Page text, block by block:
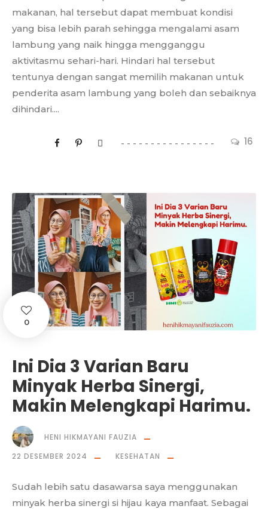
16
makanan, hal tersebut dapat membuat kondisi
yang bisa lebih parah sehingga mengalami asam
lambung yang naik hingga mengganggu
aktivitasmu sehari-hari. Hindari hal tersebut
tentunya dengan sangat memilih makanan untuk
penderita asam lambung yang boleh dan sebaiknya
dihindari....
0
Ini Dia 3 Varian Baru
Minyak Herba Sinergi,
Makin Melengkapi Harimu.
HENI HIKMAYANI FAUZIA
22 DESEMBER 2024
KESEHATAN
Sudah lebih satu dasawarsa saya menggunakan
minyak herba sinergi si hijau kaya manfaat. Sebagai